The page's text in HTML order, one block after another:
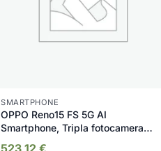
SMARTPHONE
OPPO Reno15 FS 5G AI
Smartphone, Tripla fotocamera
523,12 €